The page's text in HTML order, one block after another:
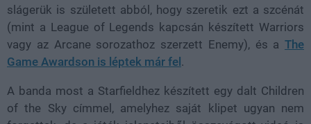
slágerük is született abból, hogy szeretik ezt a szcénát
(mint a League of Legends kapcsán készített Warriors
vagy az Arcane sorozathoz szerzett Enemy), és a The
Game Awardson is léptek már fel .
A banda most a Starfieldhez készített egy dalt Children
of the Sky címmel, amelyhez saját klipet ugyan nem